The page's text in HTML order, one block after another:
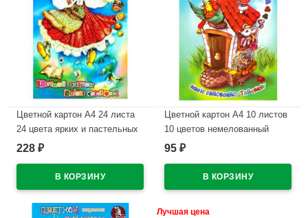
Цветной картон А4 24 листа
24 цвета ярких и пастельных
немелованный односторонний
220г/м? арт ЦК-3510
228 ₽
Цветной картон А4 10 листов
10 цветов немелованный
односторонний Лилия
95 ₽
Лучшая цена